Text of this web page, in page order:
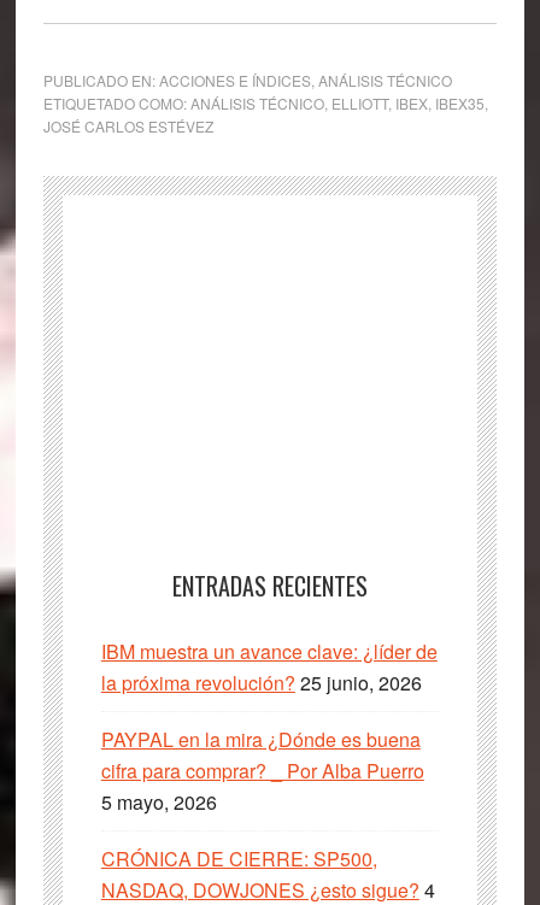
PUBLICADO EN:ACCIONES E ÍNDICES, ANÁLISIS TÉCNICO
ETIQUETADO COMO:ANÁLISIS TÉCNICO, ELLIOTT, IBEX, IBEX35
JOSÉ CARLOS ESTÉVEZ
ENTRADAS RECIENTES
IBM muestra un avance clave: ¿líder de
la próxima revolución? 25 junio, 2026
PAYPAL en la mira ¿Dónde es buena
cifra para comprar? _ Por Alba Puerro
5 mayo, 2026
CRÓNICA DE CIERRE: SP500,
NASDAQ, DOWJONES ¿esto sigue? 4